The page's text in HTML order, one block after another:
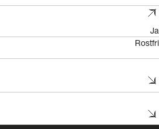
Ja
Rostfri